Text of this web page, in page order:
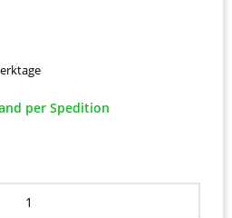
per Spedition